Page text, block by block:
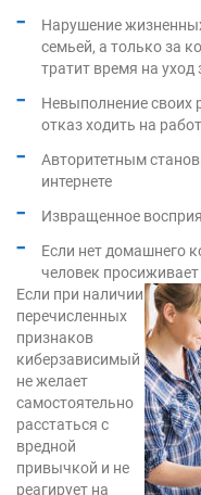
Нарушение
семьей, а только за
тратит время на уход
Невыполнение своих
отказ ходить на
Авторитетным
интернете
Извращенное
Если нет домашнего
человек просиживает
Если при наличии
перечисленных
признаков
киберзависимый
не желает
самостоятельно
расстаться с
вредной
привычкой и не
реагирует на